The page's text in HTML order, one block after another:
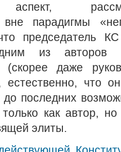
аспект,
вне парадигмы
председатель
из авторов
(скорее даже
естественно, что
последних
как автор, но
элиты.